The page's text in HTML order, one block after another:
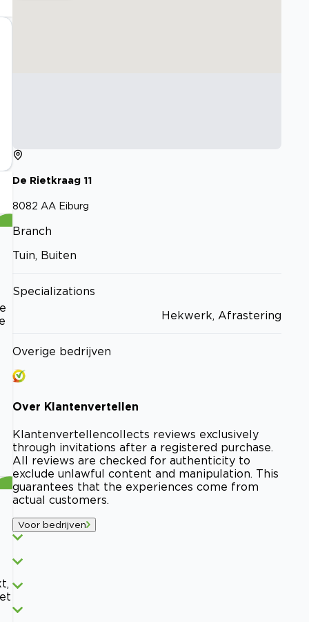
De Rietkraag 11
8082 AA Eiburg
Branch
Tuin, Buiten
Specializations
Hekwerk, Afrastering
Overige bedrijven
Over Klantenvertellen
Klantenvertellencollects reviews exclusively
through invitations after a registered purchase.
All reviews are checked for authenticity to
exclude unlawful content and manipulation. This
guarantees that the experiences come from
actual customers.
Voor bedrijven